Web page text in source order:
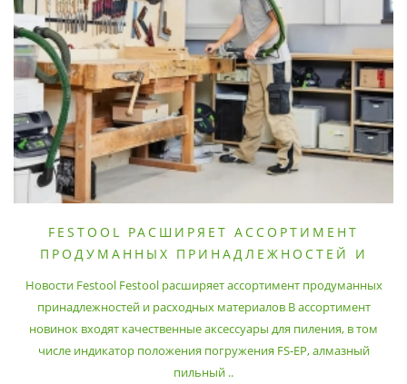
FESTOOL РАСШИРЯЕТ АССОРТИМЕНТ
ПРОДУМАННЫХ ПРИНАДЛЕЖНОСТЕЙ И
Новости Festool Festool расширяет ассортимент продуманных
принадлежностей и расходных материалов В ассортимент
новинок входят качественные аксессуары для пиления, в том
числе индикатор положения погружения FS-EP, алмазный
пильный ..